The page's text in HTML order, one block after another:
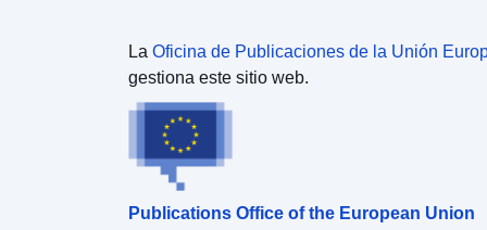
La Oficina de Publicaciones de la Unión
gestiona este sitio web.
Publications Office of the European Union